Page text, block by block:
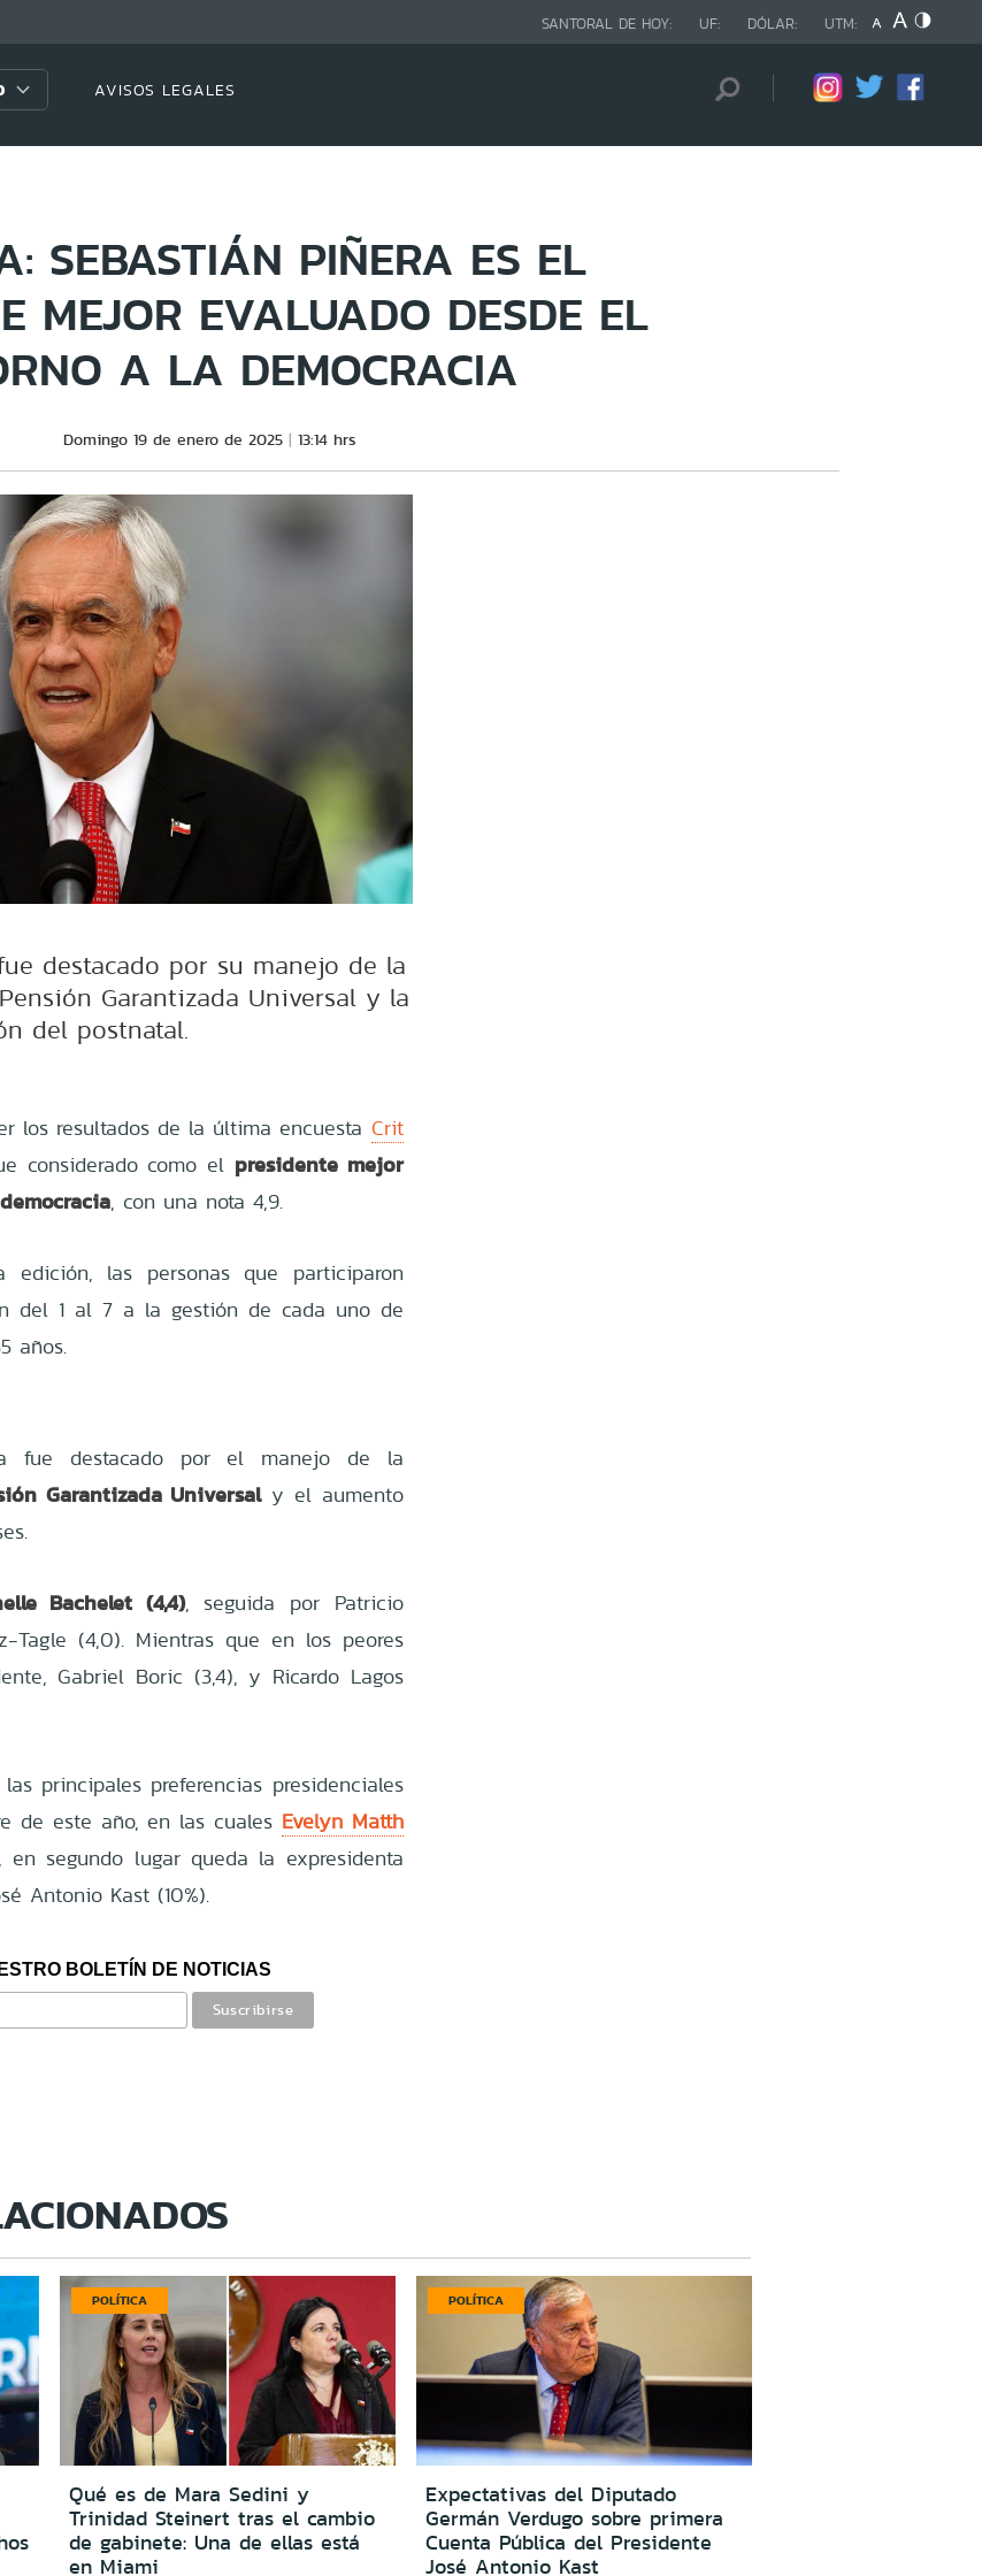
SANTORAL DE HOY: UF: DÓLAR: UTM:
AVISOS LEGALES
SEBASTIÁN PIÑERA ES EL
MEJOR EVALUADO DESDE EL
A LA DEMOCRACIA
Domingo 19 de enero de 2025 13:14 hrs
destacado por su manejo de la
Garantizada Universal y la
del postnatal.
los resultados de la última encuesta Crit
considerado como el presidente mejor
, con una nota 4,9.
edición, las personas que participaron
del 1 al 7 a la gestión de cada uno de
años.
fue destacado por el manejo de la
Garantizada Universaly el aumento
Bachelet (4,4), seguida por Patricio
Tagle (4,0). Mientras que en los peores
Gabriel Boric (3,4), y Ricardo Lagos
principales preferencias presidenciales
de este año, en las cuales Evelyn Matth
segundo lugar queda la expresidenta
Antonio Kast (10%).
BOLETÍN DE NOTICIAS
POLÍTICA
Qué es de Mara Sedini y
Trinidad Steinert tras el cambio
de gabinete: Una de ellas está
en Miami
POLÍTICA
Expectativas del Diputado
Germán Verdugo sobre primera
Cuenta Pública del Presidente
José Antonio Kast